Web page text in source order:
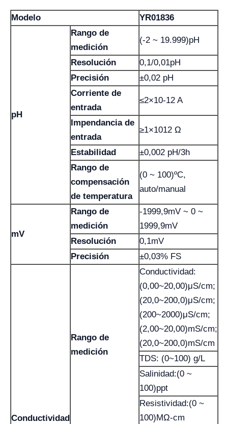
Modelo YR01836
pH
Rango de
medición
(-2 ~ 19.999)pH
Resolución
0,1/0,01pH
Precisión
±0,02 pH
Corriente de
entrada
≤2×10-12 A
Impendancia de
entrada
≥1×1012 Ω
Estabilidad
±0,002 pH/3h
Rango de
compensación
de temperatura
(0 ~ 100)ºC,
auto/manual
mV
Rango de
medición
-1999,9mV ~ 0 ~
1999,9mV
Resolución
0,1mV
Precisión
±0,03% FS
Conductividad
Rango de
medición
Conductividad:
(0,00~20,00)μS/cm;
(20,0~200,0)μS/cm;
(200~2000)μS/cm;
(2,00~20,00)mS/cm;
(20,0~200,0)mS/cm
TDS: (0~100) g/L
Salinidad:(0 ~
100)ppt
Resistividad:(0 ~
100)MΩ-cm